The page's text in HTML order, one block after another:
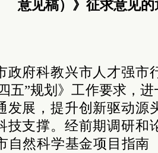
意见稿）》征求意见的
政府科教兴市人才强市
五”规划》工作要求，
发展，提升创新驱动源
技支撑。经前期调研和
自然科学基金项目指